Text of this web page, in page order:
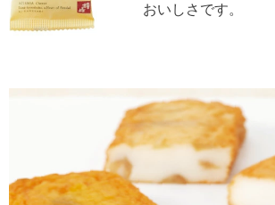
おいしさです。